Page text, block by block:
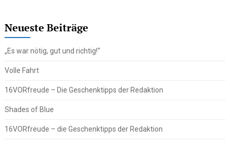
Neueste Beiträge
„Es war nötig, gut und richtig!“
Volle Fahrt
16VORfreude – Die Geschenktipps der Redaktion
Shades of Blue
16VORfreude – die Geschenktipps der Redaktion